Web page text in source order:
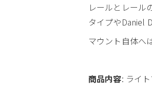
レールとレール
タイプやDaniel
マウント自体へ
商品内容: ライ